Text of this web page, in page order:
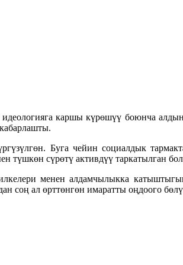
каршы күрөшүү боюнча
Буга чейин социалдык
түшкөн сүрөтү активдүү таркатылган
менен алдамчылыкка
ал өрттөнгөн имаратты оңдоого